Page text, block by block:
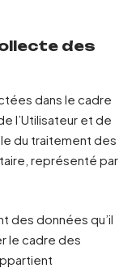
des
dans le cadre
l’Utilisateur et de
du traitement des
représenté par
des données qu’il
le cadre des